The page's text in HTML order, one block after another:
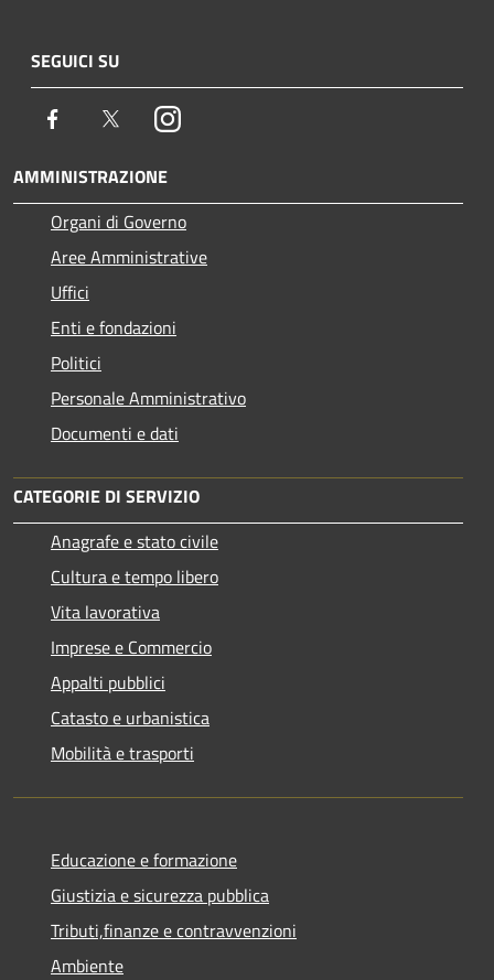
SEGUICI SU
Facebook TwitterInstagram
AMMINISTRAZIONE
Organi di Governo
Aree Amministrative
Uffici
Enti e fondazioni
Politici
Personale Amministrativo
Documenti e dati
CATEGORIE DI SERVIZIO
Anagrafe e stato civile
Cultura e tempo libero
Vita lavorativa
Imprese e Commercio
Appalti pubblici
Catasto e urbanistica
Mobilità e trasporti
Educazione e formazione
Giustizia e sicurezza pubblica
Tributi,finanze e contravvenzioni
Ambiente